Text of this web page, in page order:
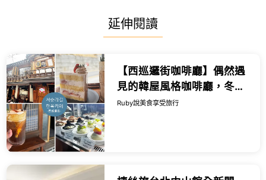
延伸閱讀
【西巡邏街咖啡廳】偶然遇
見的韓屋風格咖啡廳，冬天
戶外還有電毯超貼心 ，享受
Ruby說美食享受旅行